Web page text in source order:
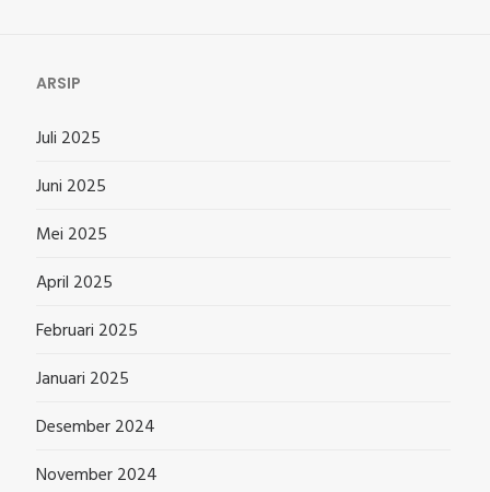
ARSIP
Juli 2025
Juni 2025
Mei 2025
April 2025
Februari 2025
Januari 2025
Desember 2024
November 2024